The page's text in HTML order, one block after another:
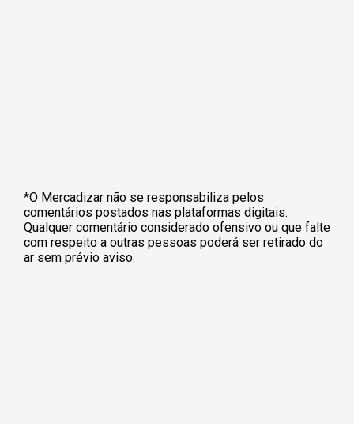
*O Mercadizar não se responsabiliza pelos
comentários postados nas plataformas digitais.
Qualquer comentário considerado ofensivo ou que falte
com respeito a outras pessoas poderá ser retirado do
ar sem prévio aviso.